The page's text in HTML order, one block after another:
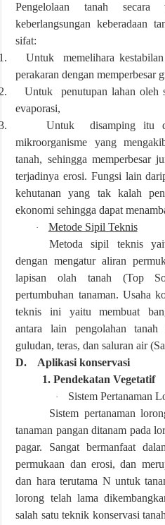
Pengelolaan tanah secara
keberlangsungan keberadaan
sifat:
Untuk memelihara
perakaran dengan memperbesar
Untuk penutupan lahan oleh
evaporasi,
Untuk disamping itu
mikroorganisme yang
tanah, sehingga memperbesar
terjadinya erosi. Fungsi lain
kehutanan yang tak kalah
ekonomi sehingga dapat
·
Metode Sipil Teknis
Metoda sipil teknis
dengan mengatur aliran
lapisan olah tanah (Top
pertumbuhan tanaman. Usaha
teknis ini yaitu membuat
antara lain pengolahan tanah
guludan, teras, dan saluran air
D. Aplikasi konservasi
1. Pendekatan Vegetatif
·
Sistem Pertanaman
Sistem pertanaman
tanaman pangan ditanam pada
pagar. Sangat bermanfaat
permukaan dan erosi, dan
dan hara terutama N untuk
lorong telah lama
salah satu teknik konservasi